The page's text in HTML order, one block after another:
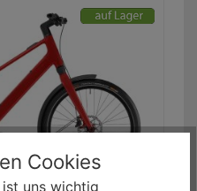
Cookies
uns wichtig